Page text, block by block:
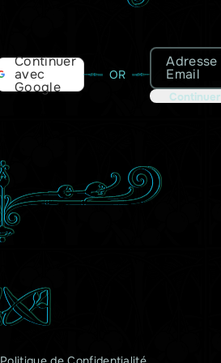
Continuer
avec
Google
OR
Adresse
Email
Continuer